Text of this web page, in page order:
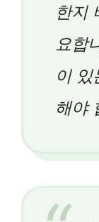
한지
요합
이
해야